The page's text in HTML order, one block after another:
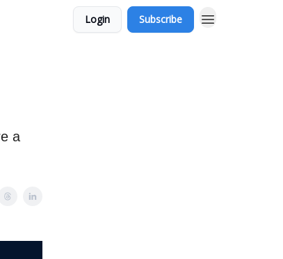
Login Subscribe
a